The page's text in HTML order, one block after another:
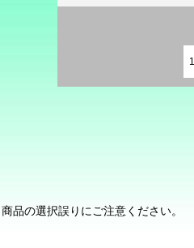
品の選択誤りにご注意ください。